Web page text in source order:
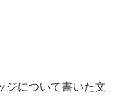
について書いた文